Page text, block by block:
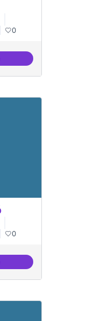
0
grades democràtiques
0
de la